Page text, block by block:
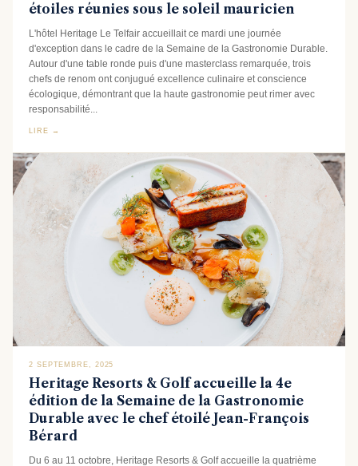
étoiles réunies sous le soleil mauricien
L'hôtel Heritage Le Telfair accueillait ce mardi une journée
d'exception dans le cadre de la Semaine de la Gastronomie Durable.
Autour d'une table ronde puis d'une masterclass remarquée, trois
chefs de renom ont conjugué excellence culinaire et conscience
écologique, démontrant que la haute gastronomie peut rimer avec
responsabilité...
LIRE →
2 SEPTEMBRE, 2025
Heritage Resorts & Golf accueille la 4e
édition de la Semaine de la Gastronomie
Durable avec le chef étoilé Jean-François
Bérard
Du 6 au 11 octobre, Heritage Resorts & Golf accueille la quatrième